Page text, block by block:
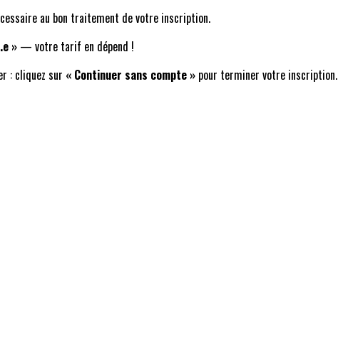
au bon traitement de votre inscription.
» — votre tarif en dépend !
: cliquez sur « Continuer sans compte » pour terminer votre inscription.